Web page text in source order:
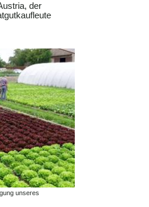
der
unseres